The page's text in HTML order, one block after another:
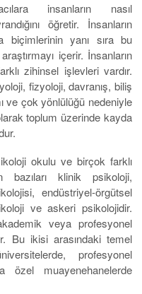
insanların nasıl
öğretir. İnsanların
biçimlerinin yanı sıra bu
içerir. İnsanların
zihinsel işlevleri vardır.
fizyoloji, davranış, biliş
ve çok yönlülüğü nedeniyle
toplum üzerinde kayda
okulu ve birçok farklı
bazıları klinik psikoloji,
endüstriyel-örgütsel
ve askeri psikolojidir.
veya profesyonel
Bu ikisi arasındaki temel
profesyonel
özel muayenehanelerde